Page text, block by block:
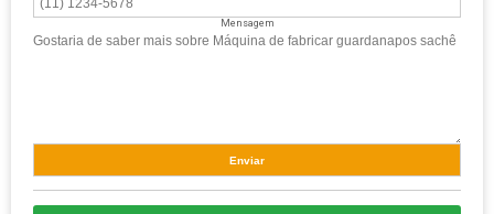
Mensagem